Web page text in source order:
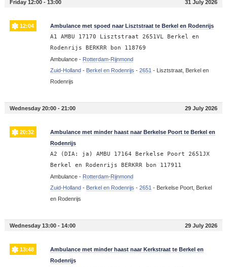
Friday 12:00 - 13:00 31 July 2026
12:04 Ambulance met spoed naar Lisztstraat te Berkel en Rodenrijs
A1 AMBU 17170 Lisztstraat 2651VL Berkel en
Rodenrijs BERKRR bon 118769
Ambulance - Rotterdam-Rijnmond
Zuid-Holland- Berkel en Rodenrijs - 2651 - Lisztstraat, Berkel en
Rodenrijs
Wednesday 20:00 - 21:00 29 July 2026
20:32
Ambulance met minder haast naar Berkelse Poort te Berkel en
Rodenrijs
A2 (DIA: ja) AMBU 17164 Berkelse Poort 2651JX
Berkel en Rodenrijs BERKRR bon 117911
Ambulance - Rotterdam-Rijnmond
Zuid-Holland- Berkel en Rodenrijs - 2651 - Berkelse Poort, Berkel
en Rodenrijs
Wednesday 13:00 - 14:00 29 July 2026
13:48
Ambulance met minder haast naar Kerkstraat te Berkel en
Rodenrijs